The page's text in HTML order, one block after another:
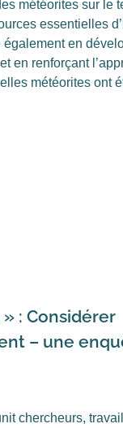
météorites sur le
essentielles
en
en renforçant
météorites ont
: Considérer
– une
chercheurs,